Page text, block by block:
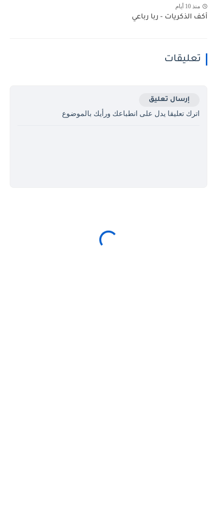
منذ 10 أيام
أكف الذكريات - ربا رباعي
تعليقات
إرسال تعليق
اترك تعليقا يدل على انطباعك ورأيك بالموضوع